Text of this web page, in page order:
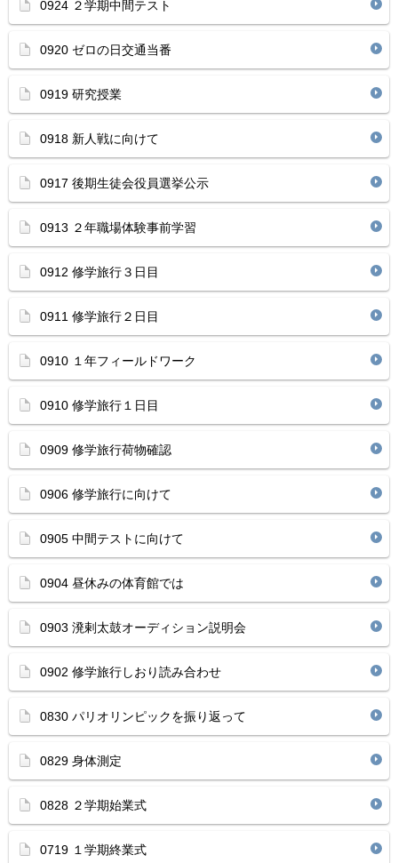
0924 ２学期中間テスト
0920 ゼロの日交通当番
0919 研究授業
0918 新人戦に向けて
0917 後期生徒会役員選挙公示
0913 ２年職場体験事前学習
0912 修学旅行３日目
0911 修学旅行２日目
0910 １年フィールドワーク
0910 修学旅行１日目
0909 修学旅行荷物確認
0906 修学旅行に向けて
0905 中間テストに向けて
0904 昼休みの体育館では
0903 溌剌太鼓オーディション説明会
0902 修学旅行しおり読み合わせ
0830 パリオリンピックを振り返って
0829 身体測定
0828 ２学期始業式
0719 １学期終業式